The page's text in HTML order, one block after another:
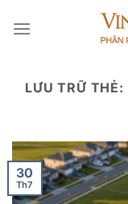
qua
LƯU TRỮ THẺ:
30
Th7